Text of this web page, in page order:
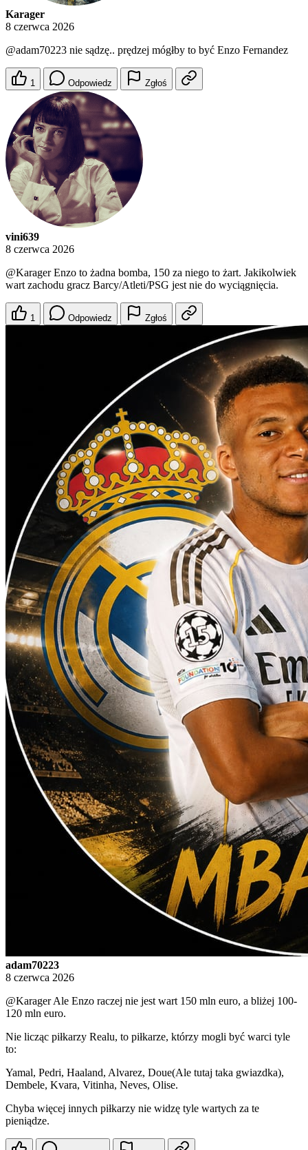
Karager
8 czerwca 2026
@adam70223 nie sądzę.. prędzej mógłby to być Enzo Fernandez
1 Odpowiedz Zgłoś
vini639
8 czerwca 2026
@KaragerEnzo to żadna bomba, 150 za niego to żart. Jakikolwiek
wart zachodu gracz Barcy/Atleti/PSG jest nie do wyciągnięcia.
1 Odpowiedz Zgłoś
adam70223
8 czerwca 2026
@KaragerAle Enzo raczej nie jest wart 150 mln euro, a bliżej 100-
120 mln euro.
Nie licząc piłkarzy Realu, to piłkarze, którzy mogli być warci tyle
to:
Yamal, Pedri, Haaland, Alvarez, Doue(Ale tutaj taka gwiazdka),
Dembele, Kvara, Vitinha, Neves, Olise.
Chyba więcej innych piłkarzy nie widzę tyle wartych za te
pieniądze.